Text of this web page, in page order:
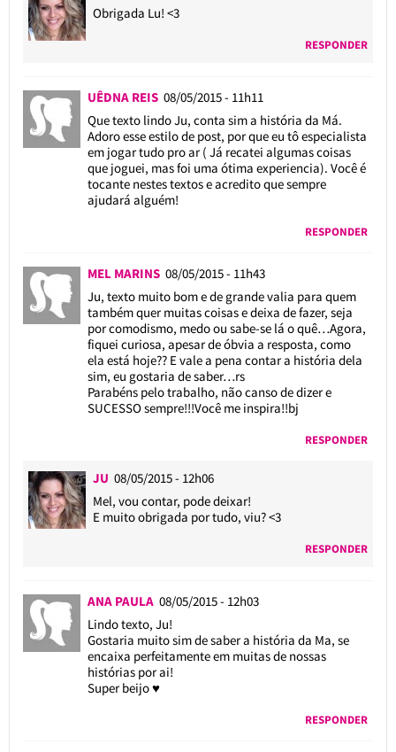
Obrigada Lu! <3
RESPONDER
UÊDNA REIS 08/05/2015 - 11h11
Que texto lindo Ju, conta sim a história da Má.
Adoro esse estilo de post, por que eu tô especialista
em jogar tudo pro ar ( Já recatei algumas coisas
que joguei, mas foi uma ótima experiencia). Você é
tocante nestes textos e acredito que sempre
ajudará alguém!
RESPONDER
MEL MARINS 08/05/2015 - 11h43
Ju, texto muito bom e de grande valia para quem
também quer muitas coisas e deixa de fazer, seja
por comodismo, medo ou sabe-se lá o quê…Agora,
fiquei curiosa, apesar de óbvia a resposta, como
ela está hoje?? E vale a pena contar a história dela
sim, eu gostaria de saber…rs
Parabéns pelo trabalho, não canso de dizer e
SUCESSO sempre!!!Você me inspira!!bj
RESPONDER
JU 08/05/2015 - 12h06
Mel, vou contar, pode deixar!
E muito obrigada por tudo, viu? <3
RESPONDER
ANA PAULA 08/05/2015 - 12h03
Lindo texto, Ju!
Gostaria muito sim de saber a história da Ma, se
encaixa perfeitamente em muitas de nossas
histórias por ai!
Super beijo ♥
RESPONDER